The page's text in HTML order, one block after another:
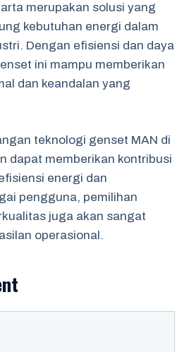
merupakan solusi yang
kebutuhan energi dalam
Dengan efisiensi dan daya
ini mampu memberikan
dan keandalan yang
teknologi genset MAN di
dapat memberikan kontribusi
energi dan
pengguna, pemilihan
juga akan sangat
operasional.